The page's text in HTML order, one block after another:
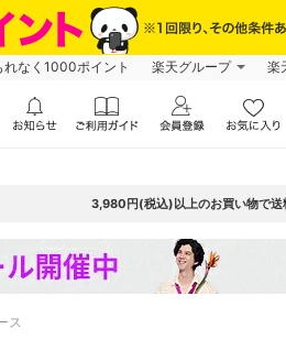
れなく1000ポイント 楽天グループ 楽
3,980円(税込)以上のお買い物で送
ス